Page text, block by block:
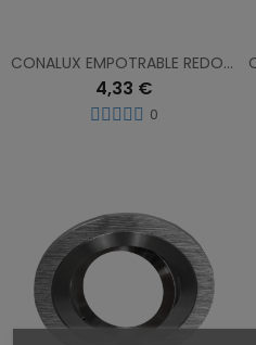
CONALUX EMPOTRABLE REDONDO NIQUEL 4024-02
4,33 €
0